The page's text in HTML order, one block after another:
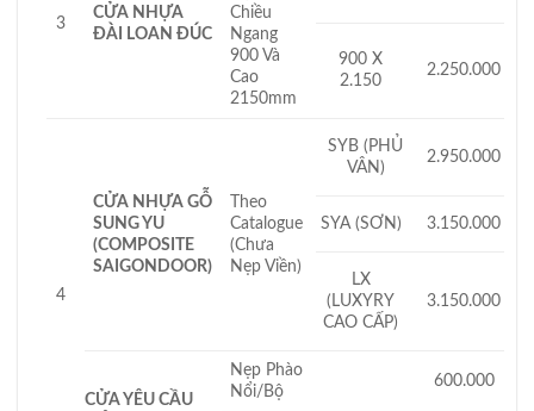
3
CỬA NHỰA
ĐÀI LOAN ĐÚC
Chiều
Ngang
900 Và
Cao
2150mm
900 X
2.150
2.250.000
4
CỬA NHỰA GỖ
SUNG YU
(COMPOSITE
SAIGONDOOR)
Theo
Catalogue
(Chưa
Nẹp Viền)
SYB (PHỦ
VÂN)
2.950.000
SYA (SƠN) 3.150.000
LX
(LUXYRY
CAO CẤP)
3.150.000
CỬA YÊU CẦU
Nẹp Phào
Nổi/Bộ
600.000